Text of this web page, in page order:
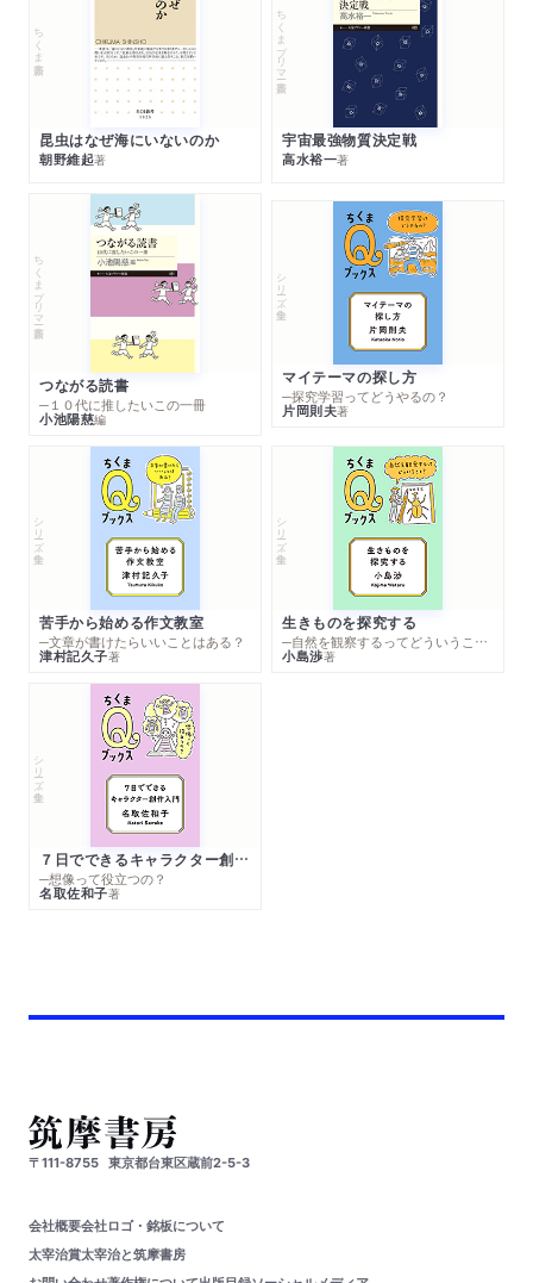
ちくま新書
昆虫はなぜ海にいないのか
朝野維起著
ちくまプリマー新書
宇宙最強物質決定戦
高水裕一著
ちくまプリマー新書
つながる読書
─１０代に推したいこの一冊
小池陽慈編
シリーズ・全集
マイテーマの探し方
─探究学習ってどうやるの？
片岡則夫著
シリーズ・全集
苦手から始める作文教室
─文章が書けたらいいことはある？
津村記久子著
シリーズ・全集
生きものを探究する
─自然を観察するってどういうこと？
小島渉著
シリーズ・全集
７日でできるキャラクター創作入門
─想像って役立つの？
名取佐和子著
〒111-8755 東京都台東区蔵前2-5-3
会社概要会社ロゴ・銘板について
太宰治賞太宰治と筑摩書房